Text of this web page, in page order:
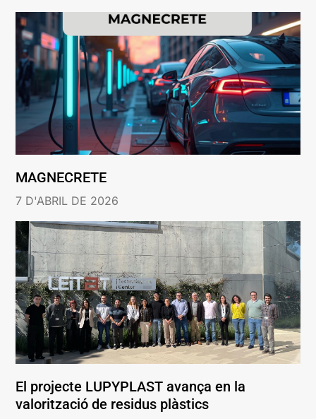
MAGNECRETE
7 D'ABRIL DE 2026
El projecte LUPYPLAST avança en la
valorització de residus plàstics